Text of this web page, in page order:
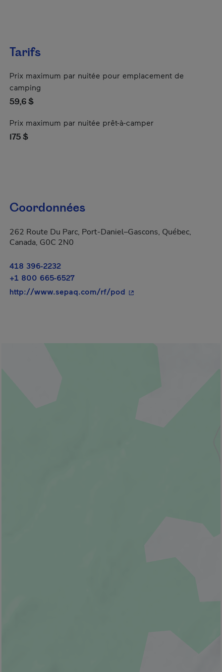
Tarifs
Prix maximum par nuitée pour emplacement de
camping
59,6 $
Prix maximum par nuitée prêt-à-camper
175 $
Coordonnées
262 Route Du Parc, Port-Daniel–Gascons, Québec,
Canada, G0C 2N0
418 396-2232
+1 800 665-6527
http://www.sepaq.com/rf/pod - Cet hyperlien s'ouvrira